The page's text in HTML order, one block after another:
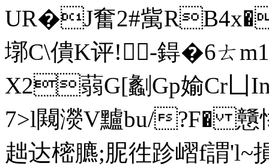
UR�J奮 2#歶
墎C\僓K评!-鍀�6ㄊ
X2蒻G[劙Gp媮Cr凵
7>l闚濙V黸bu/?F�
趉达樒臕;胒徃跈嶍f謂'l~